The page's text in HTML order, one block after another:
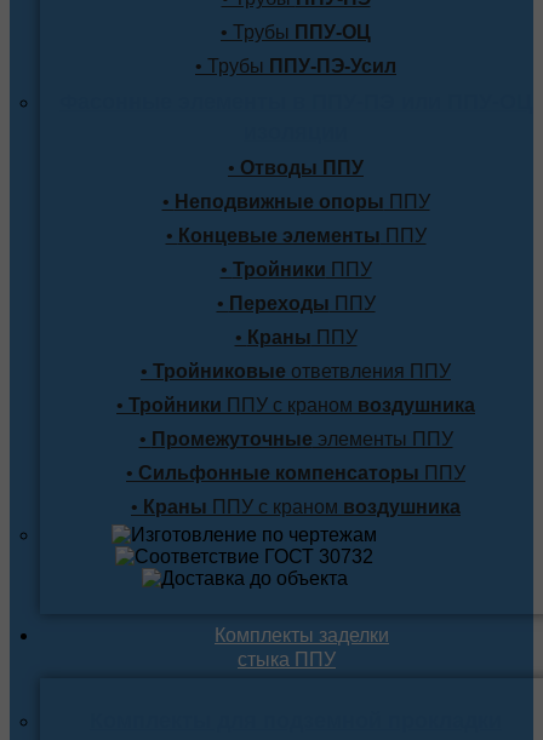
• Трубы ППУ-ОЦ
• Трубы ППУ-ПЭ-Усил
• Отводы ППУ
• Неподвижные опоры ППУ
• Концевые элементы ППУ
• Тройники ППУ
• Переходы ППУ
• Краны ППУ
• Тройниковые ответвления ППУ
• Тройники ППУ с краном воздушника
• Промежуточные элементы ППУ
• Сильфонные компенсаторы ППУ
• Краны ППУ с краном воздушника
Комплекты заделки
стыка ППУ